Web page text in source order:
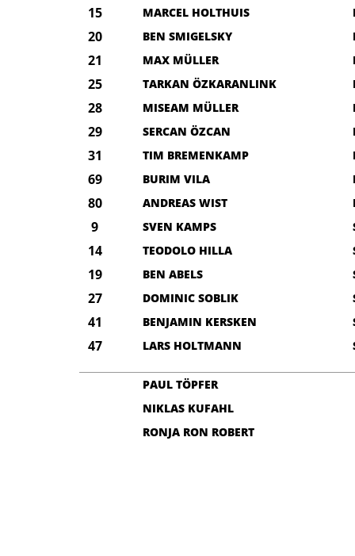
15 MARCEL HOLTHUIS
20 BEN SMIGELSKY
21 MAX MÜLLER
25 TARKAN ÖZKARANLINK
28 MISEAM MÜLLER
29 SERCAN ÖZCAN
31 TIM BREMENKAMP
69 BURIM VILA
80 ANDREAS WIST
9 SVEN KAMPS
14 TEODOLO HILLA
19 BEN ABELS
27 DOMINIC SOBLIK
41 BENJAMIN KERSKEN
47 LARS HOLTMANN
PAUL TÖPFER
NIKLAS KUFAHL
RONJA RON ROBERT